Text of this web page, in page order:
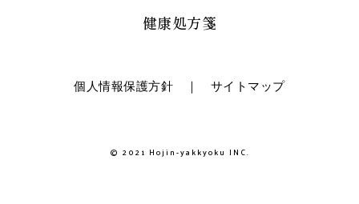
健康処方箋
個人情報保護方針 ｜ サイトマップ
© 2021 Hojin-yakkyoku INC.